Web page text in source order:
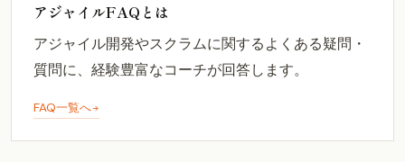
アジャイルFAQとは
アジャイル開発やスクラムに関するよくある疑問・
質問に、経験豊富なコーチが回答します。
FAQ一覧へ